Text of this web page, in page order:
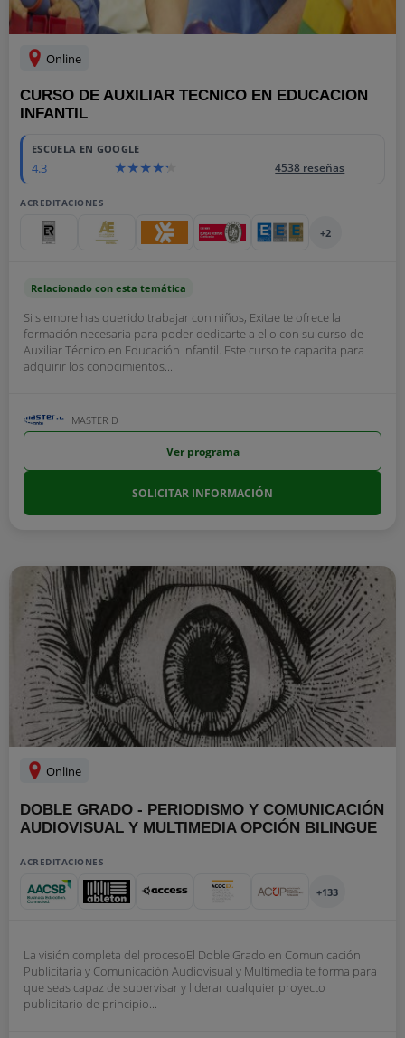
Online
CURSO DE AUXILIAR TECNICO EN EDUCACION
INFANTIL
ESCUELA EN GOOGLE
4.3 4538 reseñas
ACREDITACIONES
+2
Relacionado con esta temática
Si siempre has querido trabajar con niños, Exitae te ofrece la
formación necesaria para poder dedicarte a ello con su curso de
Auxiliar Técnico en Educación Infantil. Este curso te capacita para
adquirir los conocimientos...
MASTER D
Ver programa
SOLICITAR INFORMACIÓN
Online
DOBLE GRADO - PERIODISMO Y COMUNICACIÓN
AUDIOVISUAL Y MULTIMEDIA OPCIÓN BILINGUE
ACREDITACIONES
+133
La visión completa del procesoEl Doble Grado en Comunicación
Publicitaria y Comunicación Audiovisual y Multimedia te forma para
que seas capaz de supervisar y liderar cualquier proyecto
publicitario de principio...